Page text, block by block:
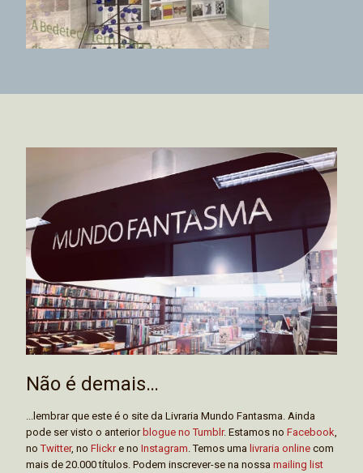
Não é demais…
...lembrar que este é o site da Livraria Mundo Fantasma. Ainda
pode ser visto o anterior blogue no Tumblr. Estamos no Facebook
noTwitter, no Flickre no Instagram . Temos uma livraria online com
mais de 20.000 títulos. Podem inscrever-se na nossa mailing list